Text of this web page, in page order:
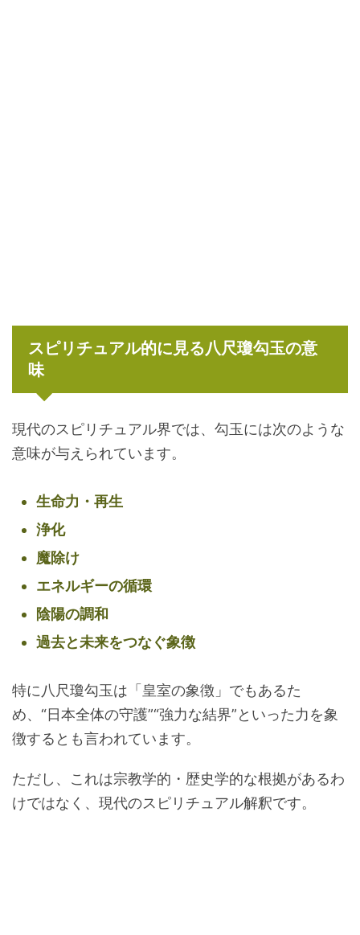
スピリチュアル的に見る八尺瓊勾玉の意
味
現代のスピリチュアル界では、勾玉には次のような
意味が与えられています。
生命力・再生
浄化
魔除け
エネルギーの循環
陰陽の調和
過去と未来をつなぐ象徴
特に八尺瓊勾玉は「皇室の象徴」でもあるた
め、“日本全体の守護”“強力な結界”といった力を象
徴するとも言われています。
ただし、これは宗教学的・歴史学的な根拠があるわ
けではなく、現代のスピリチュアル解釈です。